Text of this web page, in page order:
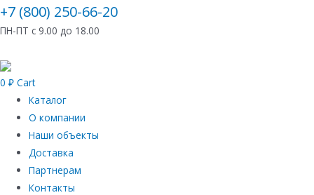
+7 (800) 250-66-20
ПН-ПТ с 9.00 до 18.00
0 ₽ Cart
Каталог
О компании
Наши объекты
Доставка
Партнерам
Контакты